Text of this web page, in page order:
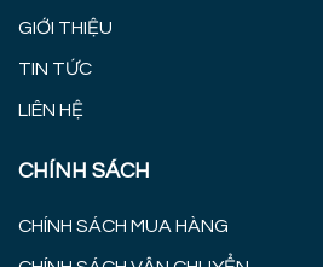
GIỚI THIỆU
TIN TỨC
LIÊN HỆ
CHÍNH SÁCH
CHÍNH SÁCH MUA HÀNG